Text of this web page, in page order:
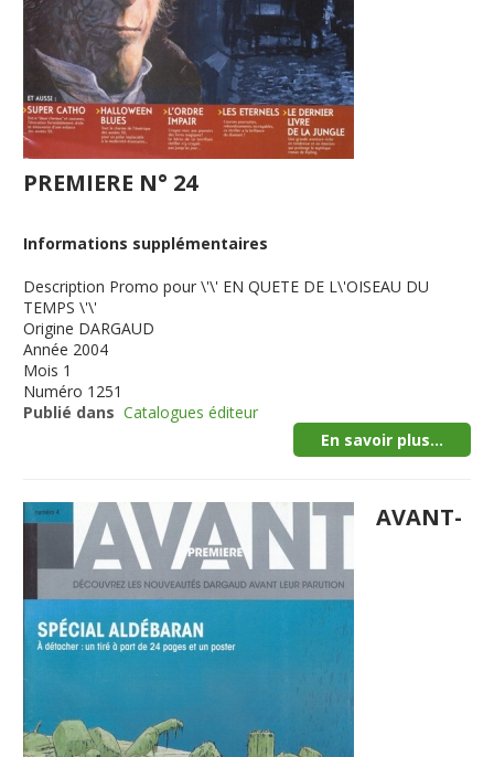
PREMIERE N° 24
Informations supplémentaires
Description Promo pour \'\' EN QUETE DE L\'OISEAU DU
TEMPS \'\'
Origine DARGAUD
Année 2004
Mois 1
Numéro 1251
Publié dans Catalogues éditeur
En savoir plus...
AVANT-